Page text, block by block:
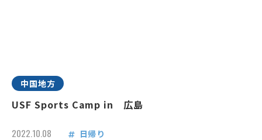
中国地方
USF Sports Camp in 広島
2022.10.08 日帰り